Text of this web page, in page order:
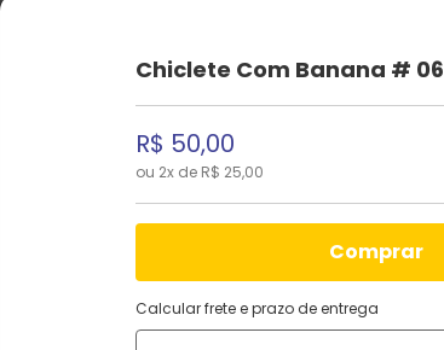
Chiclete Com Banana # 06
R$ 50,00
ou 2x de R$ 25,00
comprar
Calcular frete e prazo de entrega